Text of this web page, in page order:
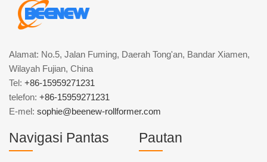
Alamat: No.5, Jalan Fuming, Daerah Tong'an, Bandar Xiamen,
Wilayah Fujian, China
Tel: +86-15959271231
telefon: +86-15959271231
E-mel: sophie@beenew-rollformer.com
Navigasi Pantas Pautan